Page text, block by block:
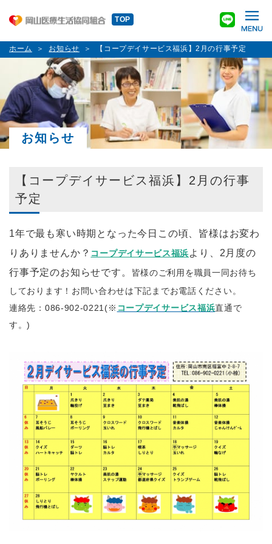
TOP
ホーム お知らせ 【コープデイサービス福浜】2月の行事予定
お知らせ
【コープデイサービス福浜】2月の行事
予定
1年で最も寒い時期となった今日この頃、皆様はお変わ
りありませんか？ コープデイサービス福浜より、2月度の
行事予定のお知らせです。
皆様のご利用を職員一同お待ち
しております！お問い合わせは下記までお電話ください。
連絡先：086-902-0221(※ コープデイサービス福浜直通で
す。)